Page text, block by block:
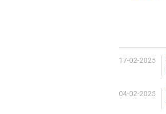
17-02-2025
04-02-2025